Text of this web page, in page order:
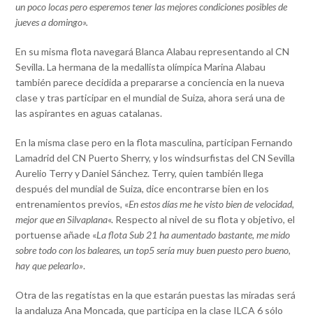
un poco locas pero esperemos tener las mejores condiciones posibles de
jueves a domingo».
En su misma flota navegará Blanca Alabau representando al CN
Sevilla. La hermana de la medallista olímpica Marina Alabau
también parece decidida a prepararse a conciencia en la nueva
clase y tras participar en el mundial de Suiza, ahora será una de
las aspirantes en aguas catalanas.
En la misma clase pero en la flota masculina, participan Fernando
Lamadrid del CN Puerto Sherry, y los windsurfistas del CN Sevilla
Aurelio Terry y Daniel Sánchez. Terry, quien también llega
después del mundial de Suiza, dice encontrarse bien en los
entrenamientos previos, «En estos días me he visto bien de velocidad,
mejor que en Silvaplana«. Respecto al nivel de su flota y objetivo, el
portuense añade «La flota Sub 21 ha aumentado bastante, me mido
sobre todo con los baleares, un top5 sería muy buen puesto pero bueno,
hay que pelearlo».
Otra de las regatistas en la que estarán puestas las miradas será
la andaluza Ana Moncada, que participa en la clase ILCA 6 sólo